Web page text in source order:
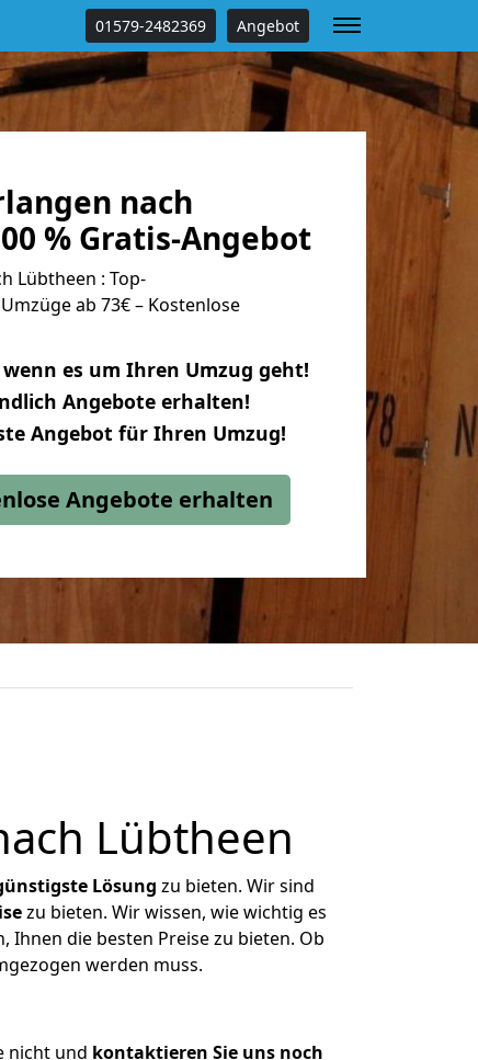
01579-2482369 Angebot
nach
% Gratis-Angebot
Lübtheen : Top-
ab 73€ – Kostenlose
es um Ihren Umzug geht!
Angebote erhalten!
Angebot für Ihren Umzug!
Angebote erhalten
Lübtheen
Lösung zu bieten. Wir sind
zu bieten. Wir wissen, wie wichtig es
Ihnen die besten Preise zu bieten. Ob
werden muss.
nicht und kontaktieren Sie uns noch